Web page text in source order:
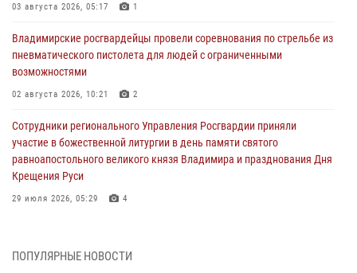
03 августа 2026, 05:17 1
Владимирские росгвардейцы провели соревнования по стрельбе из
пневматического пистолета для людей с ограниченными
возможностями
02 августа 2026, 10:21 2
Сотрудники регионального Управления Росгвардии приняли
участие в божественной литургии в день памяти святого
равноапостольного великого князя Владимира и празднования Дня
Крещения Руси
29 июля 2026, 05:29 4
интимные услуги
ПОПУЛЯРНЫЕ НОВОСТИ